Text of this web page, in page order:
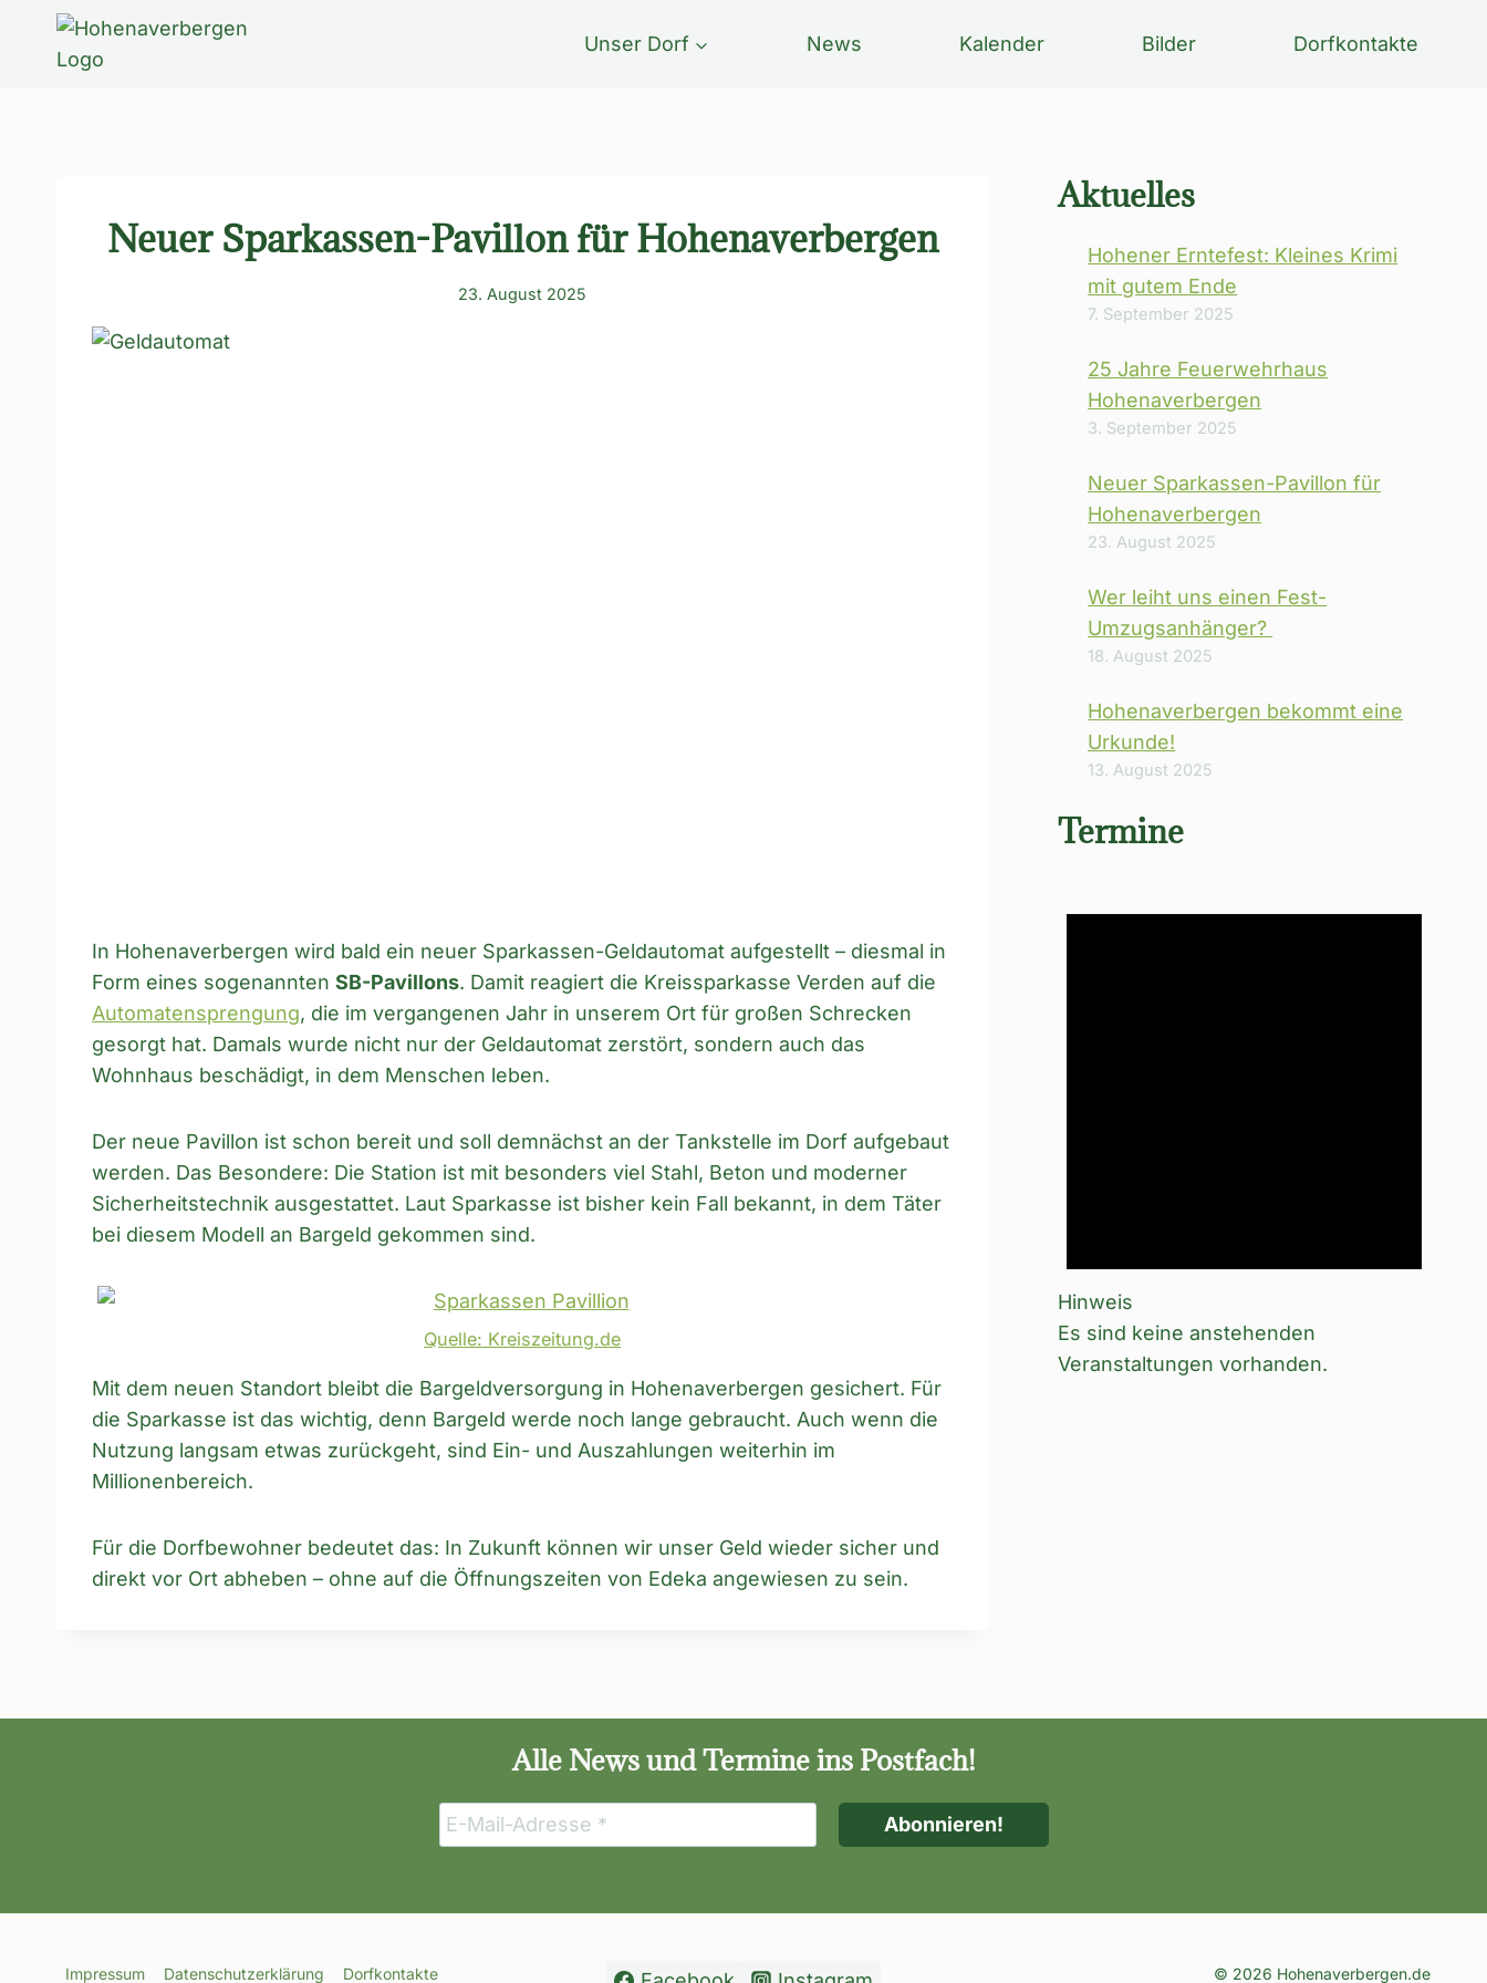
springen
Unser Dorf News Kalender Bilder Dorfkontakte
Neuer Sparkassen-Pavillon für Hohenaverbergen
23. August 2025
In Hohenaverbergen wird bald ein neuer Sparkassen-Geldautomat aufgestellt – diesmal in
Form eines sogenannten SB-Pavillons. Damit reagiert die Kreissparkasse Verden auf die
Automatensprengung, die im vergangenen Jahr in unserem Ort für großen Schrecken
gesorgt hat. Damals wurde nicht nur der Geldautomat zerstört, sondern auch das
Wohnhaus beschädigt, in dem Menschen leben.
Der neue Pavillon ist schon bereit und soll demnächst an der Tankstelle im Dorf aufgebaut
werden. Das Besondere: Die Station ist mit besonders viel Stahl, Beton und moderner
Sicherheitstechnik ausgestattet. Laut Sparkasse ist bisher kein Fall bekannt, in dem Täter
bei diesem Modell an Bargeld gekommen sind.
Quelle: Kreiszeitung.de
Mit dem neuen Standort bleibt die Bargeldversorgung in Hohenaverbergen gesichert. Für
die Sparkasse ist das wichtig, denn Bargeld werde noch lange gebraucht. Auch wenn die
Nutzung langsam etwas zurückgeht, sind Ein- und Auszahlungen weiterhin im
Millionenbereich.
Für die Dorfbewohner bedeutet das: In Zukunft können wir unser Geld wieder sicher und
direkt vor Ort abheben – ohne auf die Öffnungszeiten von Edeka angewiesen zu sein.
Aktuelles
Hohener Erntefest: Kleines Krimi
mit gutem Ende
7. September 2025
25 Jahre Feuerwehrhaus
Hohenaverbergen
3. September 2025
Neuer Sparkassen-Pavillon für
Hohenaverbergen
23. August 2025
Wer leiht uns einen Fest-
Umzugsanhänger?
18. August 2025
Hohenaverbergen bekommt eine
Urkunde!
13. August 2025
Termine
Hinweis
Es sind keine anstehenden
Veranstaltungen vorhanden.
Alle News und Termine ins Postfach!
Impressum Datenschutzerklärung Dorfkontakte © 2026 Hohenaverbergen.de